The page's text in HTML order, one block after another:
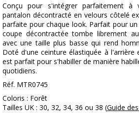
Conçu pour s'intégrer parfaitement à
pantalon décontracté en velours côtelé
parfaite pour chaque look. Parfait pour
coupe décontractée tombe librement
avec une taille plus basse qui rend
Doté d'une ceinture élastiquée à
est parfait pour s'habiller de manière
quotidiens.
Réf. MTR0745
Coloris : Forêt
Tailles UK : 30, 32, 34, 36 ou 38 (Guide